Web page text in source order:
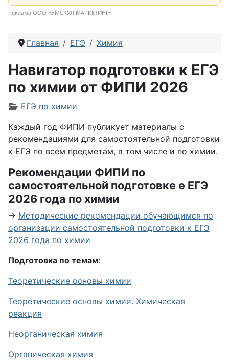
Реклама ООО «УМСКУЛ МАРКЕТИНГ»
Главная ЕГЭ Химия
Навигатор подготовки к ЕГЭ
по химии от ФИПИ 2026
Информация о материале
ЕГЭ по химии
Каждый год ФИПИ публикует материалы с
рекомендациями для самостоятельной подготовки
к ЕГЭ по всем предметам, в том числе и по химии.
Рекомендации ФИПИ по
самостоятельной подготовке е ЕГЭ
2026 года по химии
→ Методические рекомендации обучающимся по
организации самостоятельной подготовки к ЕГЭ
2026 года по химии
Подготовка по темам:
Теоретические основы химии
Теоретические основы химии. Химическая
реакция
Неорганическая химия
Органическая химия